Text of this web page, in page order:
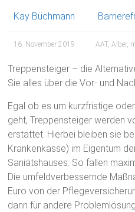
Kay Büchmann
16. November 2019 AAT,Alber,
Treppensteiger – die
Sie alles über die Vor- und
Egal ob es um kurzfristige
geht, Treppensteiger werden
erstattet. Hierbei bleiben sie
Krankenkasse) im Eigentum
Saniätshauses. So fallen
Die umfeldverbessernde
Euro von der
dann für andere